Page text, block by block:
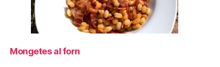
Mongetes al forn